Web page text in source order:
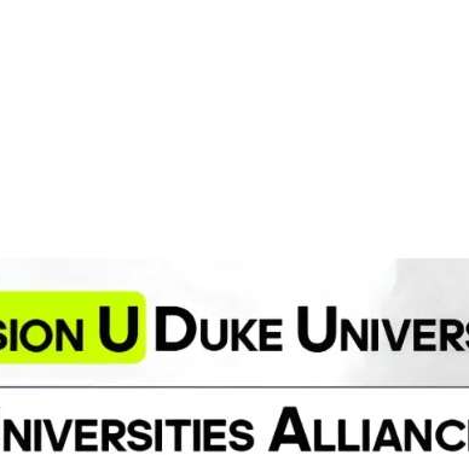
Орталық Азия
Duke University
құрылған Future
Alliance құрамына